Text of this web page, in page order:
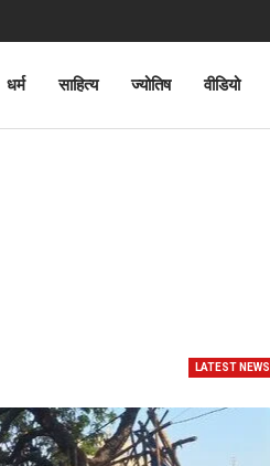
धर्म साहित्य ज्योतिष वीडियो
LATEST NEWS